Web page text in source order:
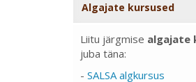
Algajate kursused
Liitu järgmise algajate
juba täna:
- SALSA algkursus